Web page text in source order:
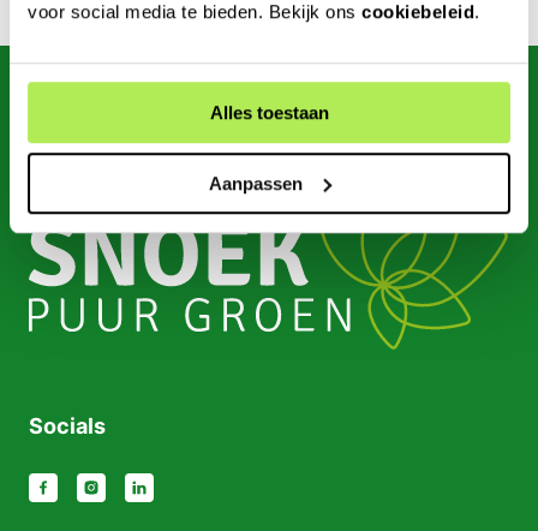
voor social media te bieden. Bekijk ons cookiebeleid.
Alles toestaan
Aanpassen
Socials